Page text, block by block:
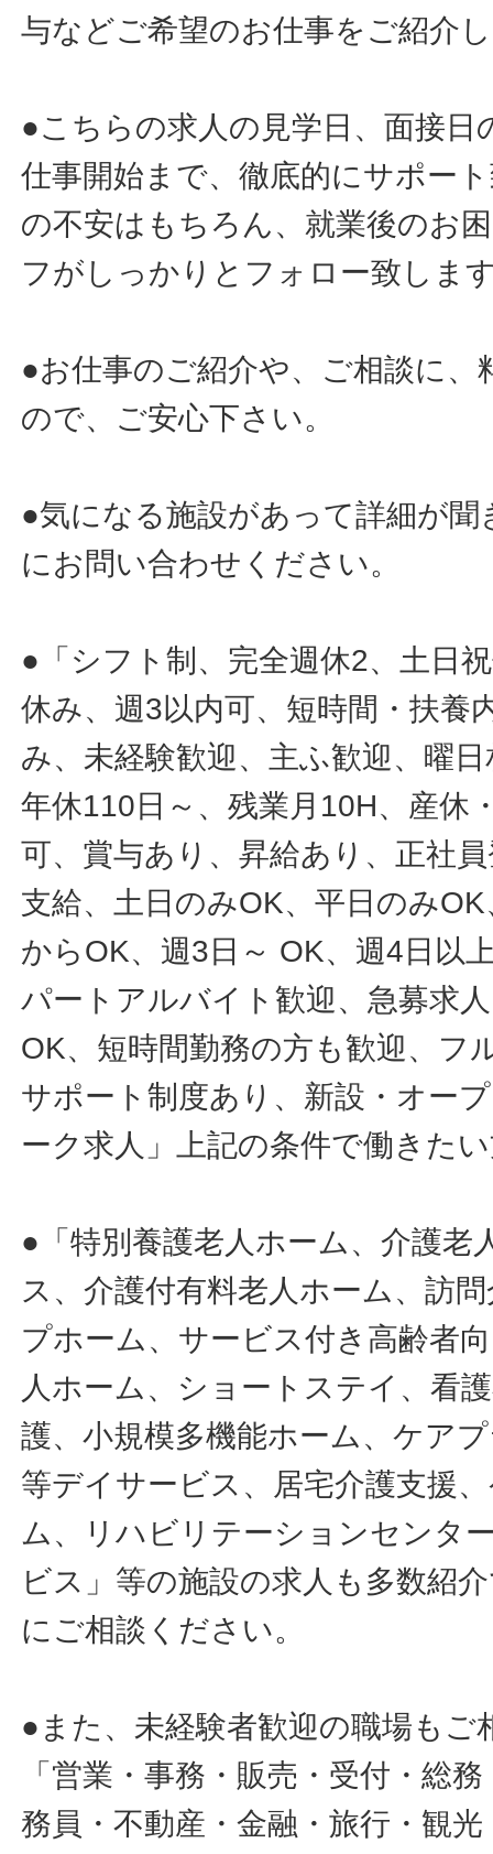
与などご希望のお仕事をご紹介
●こちらの求人の見学日、面接日
仕事開始まで、徹底的にサポー
の不安はもちろん、就業後のお
フがしっかりとフォロー致しま
●お仕事のご紹介や、ご相談に
ので、ご安心下さい。
●気になる施設があって詳細が
にお問い合わせください。
●「シフト制、完全週休2、土日
休み、週3以内可、短時間・扶養
み、未経験歓迎、主ふ歓迎、曜
年休110日～、残業月10H、産休
可、賞与あり、昇給あり、正社
支給、土日のみOK、平日のみ
からOK、週3日～ OK、週4日以
パートアルバイト歓迎、急募求
OK、短時間勤務の方も歓迎、フ
サポート制度あり、新設・オー
ーク求人」上記の条件で働きた
●「特別養護老人ホーム、介護老
ス、介護付有料老人ホーム、訪
プホーム、サービス付き高齢者
人ホーム、ショートステイ、看
護、小規模多機能ホーム、ケア
等デイサービス、居宅介護支援
ム、リハビリテーションセンタ
ビス」等の施設の求人も多数紹
にご相談ください。
●また、未経験者歓迎の職場もご
「営業・事務・販売・受付・総
務員・不動産・金融・旅行・観